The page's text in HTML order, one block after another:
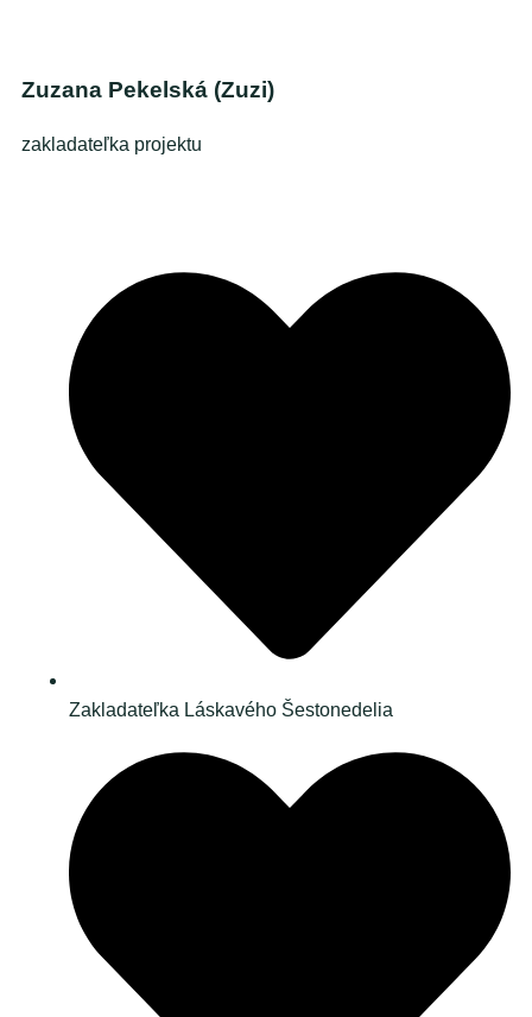
Zuzana Pekelská (Zuzi)​
zakladateľka projektu
Zakladateľka Láskavého Šestonedelia